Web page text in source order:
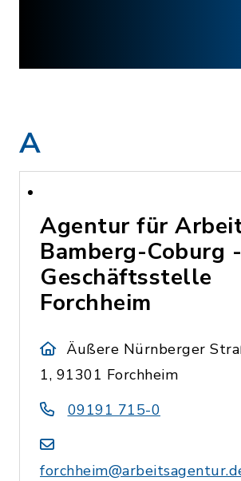
A
Agentur für
Bamberg-Coburg -
Geschäftsstelle
Forchheim
Äußere Nürnberger
1, 91301 Forchheim
09191 715-0